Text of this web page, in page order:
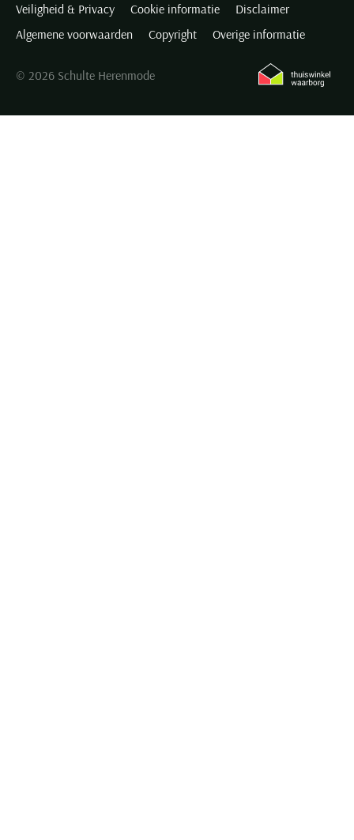
Veiligheid & Privacy Cookie informatie
Disclaimer
Algemene voorwaarden
Copyright Overige informatie
© 2026 Schulte Herenmode